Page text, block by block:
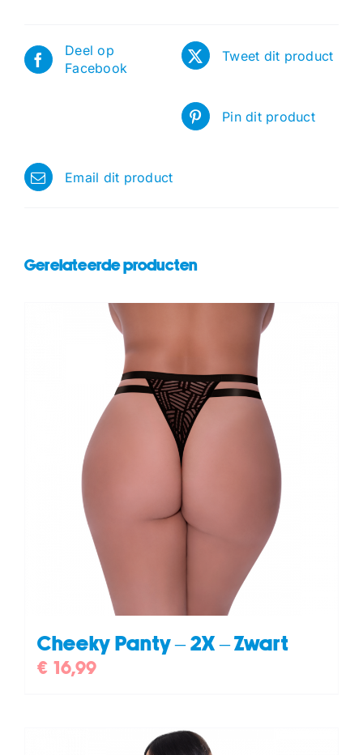
Deel op
Facebook
Tweet dit product
Pin dit product
Email dit product
Gerelateerde producten
Cheeky Panty – 2X – Zwart
€ 16,99